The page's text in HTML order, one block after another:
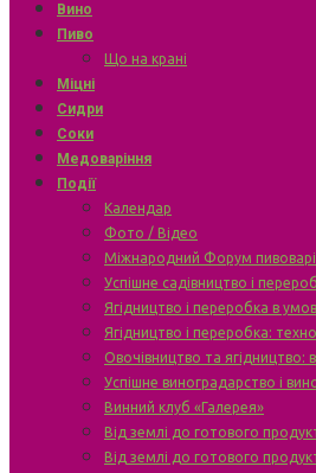
Вино
Пиво
Що на крані
Міцні
Сидри
Соки
Медоваріння
Події
Календар
Фото / Відео
Міжнародний Форум
Успішне садівництво і
Ягідництво і переробка в
Ягідництво і переробка:
Овочівництво та ягідництво:
Успішне виноградарство і
Винний клуб «Галерея»
Від землі до готового
Від землі до готового